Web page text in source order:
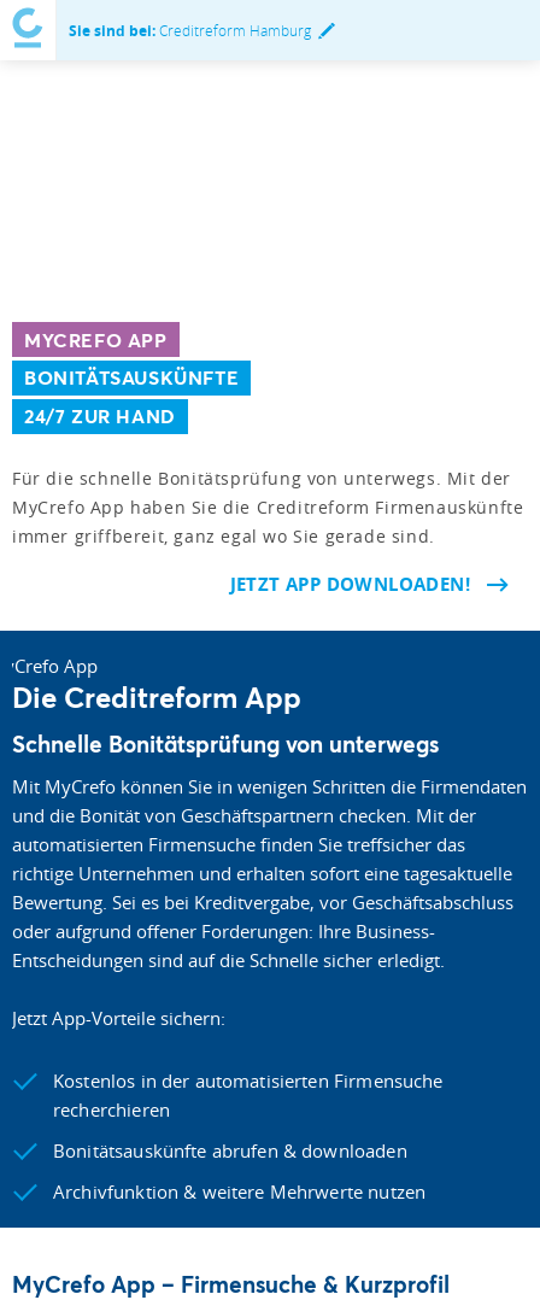
Sie sind bei:Creditreform Hamburg
MYCREFO APP
BONITÄTSAUSKÜNFTE
24/7 ZUR HAND
Für die schnelle Bonitätsprüfung von unterwegs. Mit der
MyCrefo App haben Sie die Creditreform Firmenauskünfte
immer griffbereit, ganz egal wo Sie gerade sind.
JETZT APP DOWNLOADEN!
Die Creditreform App
Schnelle Bonitätsprüfung von unterwegs
Mit MyCrefo können Sie in wenigen Schritten die Firmendaten
und die Bonität von Geschäftspartnern checken. Mit der
automatisierten Firmensuche finden Sie treffsicher das
richtige Unternehmen und erhalten sofort eine tagesaktuelle
Bewertung. Sei es bei Kreditvergabe, vor Geschäftsabschluss
oder aufgrund offener Forderungen: Ihre Business-
Entscheidungen sind auf die Schnelle sicher erledigt.
Jetzt App-Vorteile sichern:
Kostenlos in der automatisierten Firmensuche
recherchieren
Bonitätsauskünfte abrufen & downloaden
Archivfunktion & weitere Mehrwerte nutzen
MyCrefo App – Firmensuche & Kurzprofil